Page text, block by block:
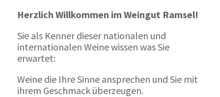
Herzlich Willkommen im Weingut Ramsel!
Sie als Kenner dieser nationalen und
internationalen Weine wissen was Sie
erwartet:
Weine die Ihre Sinne ansprechen und Sie mit
ihrem Geschmack überzeugen.